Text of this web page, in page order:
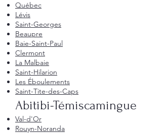
Québec
Lévis
Saint-Georges
Beaupre
Baie-Saint-Paul
Clermont
La Malbaie
Saint-Hilarion
Les Éboulements
Saint-Tite-des-Caps
Abitibi-Témiscamingue
Val-d'Or
Rouyn-Noranda